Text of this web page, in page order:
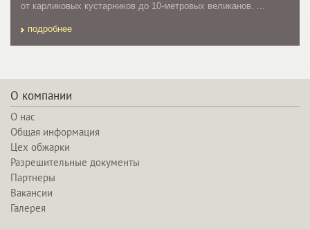
от карликовых кустарников до 10-метровых великанов. ...
подробнее
О компании
О нас
Общая информация
Цех обжарки
Разрешительные документы
Партнеры
Вакансии
Галерея